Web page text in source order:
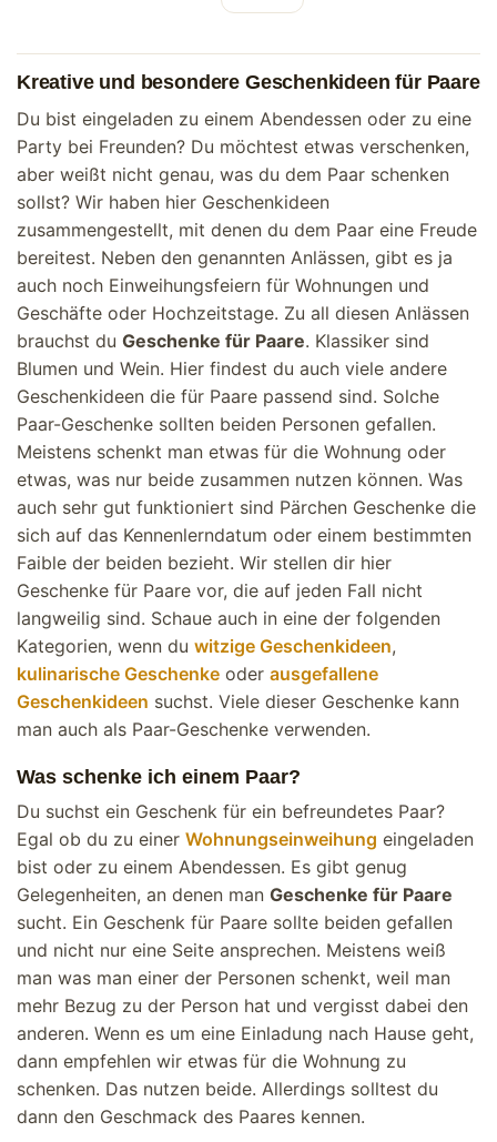
Kreative und besondere Geschenkideen für Paare
Du bist eingeladen zu einem Abendessen oder zu eine
Party bei Freunden? Du möchtest etwas verschenken,
aber weißt nicht genau, was du dem Paar schenken
sollst? Wir haben hier Geschenkideen
zusammengestellt, mit denen du dem Paar eine Freude
bereitest. Neben den genannten Anlässen, gibt es ja
auch noch Einweihungsfeiern für Wohnungen und
Geschäfte oder Hochzeitstage. Zu all diesen Anlässen
brauchst du Geschenke für Paare. Klassiker sind
Blumen und Wein. Hier findest du auch viele andere
Geschenkideen die für Paare passend sind. Solche
Paar-Geschenke sollten beiden Personen gefallen.
Meistens schenkt man etwas für die Wohnung oder
etwas, was nur beide zusammen nutzen können. Was
auch sehr gut funktioniert sind Pärchen Geschenke die
sich auf das Kennenlerndatum oder einem bestimmten
Faible der beiden bezieht. Wir stellen dir hier
Geschenke für Paare vor, die auf jeden Fall nicht
langweilig sind. Schaue auch in eine der folgenden
Kategorien, wenn du witzige Geschenkideen,
kulinarische Geschenke oder ausgefallene
Geschenkideen suchst. Viele dieser Geschenke kann
man auch als Paar-Geschenke verwenden.
Was schenke ich einem Paar?
Du suchst ein Geschenk für ein befreundetes Paar?
Egal ob du zu einer Wohnungseinweihung eingeladen
bist oder zu einem Abendessen. Es gibt genug
Gelegenheiten, an denen man Geschenke für Paare
sucht. Ein Geschenk für Paare sollte beiden gefallen
und nicht nur eine Seite ansprechen. Meistens weiß
man was man einer der Personen schenkt, weil man
mehr Bezug zu der Person hat und vergisst dabei den
anderen. Wenn es um eine Einladung nach Hause geht,
dann empfehlen wir etwas für die Wohnung zu
schenken. Das nutzen beide. Allerdings solltest du
dann den Geschmack des Paares kennen.